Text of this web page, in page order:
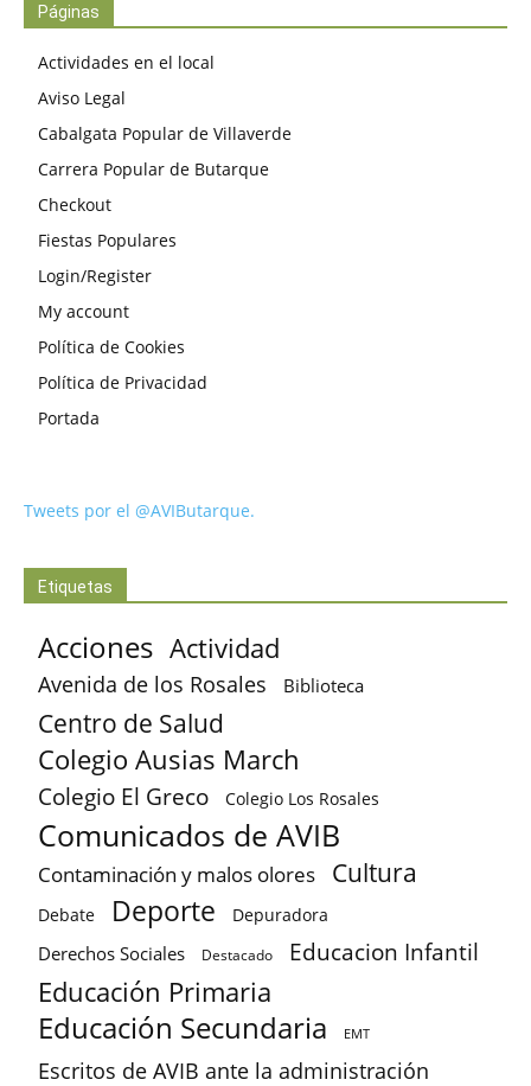
Páginas
Actividades en el local
Aviso Legal
Cabalgata Popular de Villaverde
Carrera Popular de Butarque
Checkout
Fiestas Populares
Login/Register
My account
Política de Cookies
Política de Privacidad
Portada
Tweets por el @AVIButarque.
Etiquetas
Acciones Actividad
Avenida de los Rosales Biblioteca
Centro de Salud
Colegio Ausias March
Colegio El Greco Colegio Los Rosales
Comunicados de AVIB
Contaminación y malos olores Cultura
Debate Deporte Depuradora
Derechos Sociales Destacado Educacion Infantil
Educación Primaria
Educación Secundaria EMT
Escritos de AVIB ante la administración